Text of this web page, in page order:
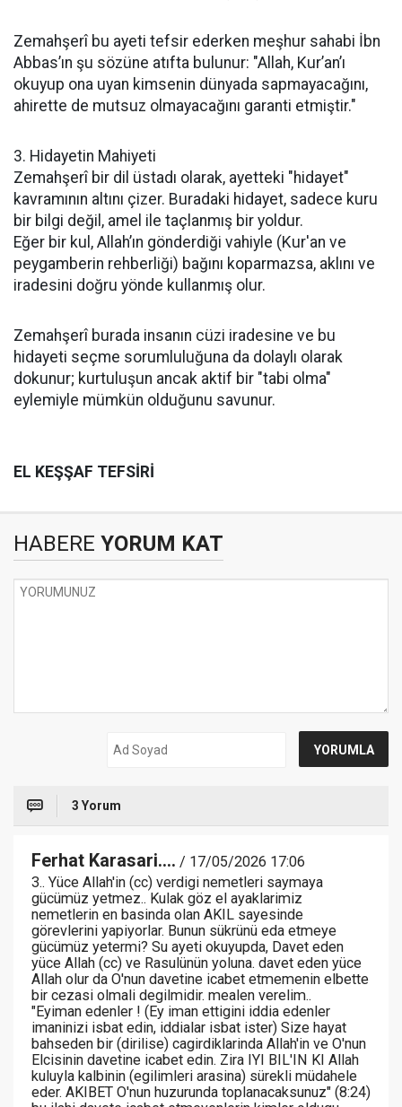
​Zemahşerî bu ayeti tefsir ederken meşhur sahabi İbn
Abbas’ın şu sözüne atıfta bulunur: "Allah, Kur’an’ı
okuyup ona uyan kimsenin dünyada sapmayacağını,
ahirette de mutsuz olmayacağını garanti etmiştir."
​3. Hidayetin Mahiyeti
​Zemahşerî bir dil üstadı olarak, ayetteki "hidayet"
kavramının altını çizer. Buradaki hidayet, sadece kuru
bir bilgi değil, amel ile taçlanmış bir yoldur.
​Eğer bir kul, Allah’ın gönderdiği vahiyle (Kur'an ve
peygamberin rehberliği) bağını koparmazsa, aklını ve
iradesini doğru yönde kullanmış olur.
​Zemahşerî burada insanın cüzi iradesine ve bu
hidayeti seçme sorumluluğuna da dolaylı olarak
dokunur; kurtuluşun ancak aktif bir "tabi olma"
eylemiyle mümkün olduğunu savunur.
EL KEŞŞAF TEFSİRİ
HABERE YORUM KAT
3 Yorum
Ferhat Karasari.... / 17/05/2026 17:06
3.. Yüce Allah'in (cc) verdigi nemetleri saymaya
gücümüz yetmez.. Kulak göz el ayaklarimiz
nemetlerin en basinda olan AKIL sayesinde
görevlerini yapiyorlar. Bunun sükrünü eda etmeye
gücümüz yetermi? Su ayeti okuyupda, Davet eden
yüce Allah (cc) ve Rasulünün yoluna. davet eden yüce
Allah olur da O'nun davetine icabet etmemenin elbette
bir cezasi olmali degilmidir. mealen verelim..
"Eyiman edenler ! (Ey iman ettigini iddia edenler
imaninizi isbat edin, iddialar isbat ister) Size hayat
bahseden bir (dirilise) cagirdiklarinda Allah'in ve O'nun
Elcisinin davetine icabet edin. Zira IYI BIL'IN KI Allah
kuluyla kalbinin (egilimleri arasina) sürekli müdahele
eder. AKIBET O'nun huzurunda toplanacaksunuz" (8:24)